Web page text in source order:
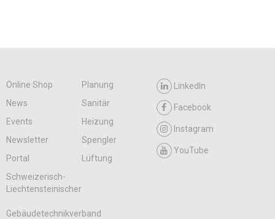
Online Shop
Planung
News
Sanitär
Events
Heizung
Newsletter
Spengler
Portal
Lüftung
LinkedIn
Facebook
Instagram
YouTube
Schweizerisch-
Liechtensteinischer
Gebäudetechnikverband